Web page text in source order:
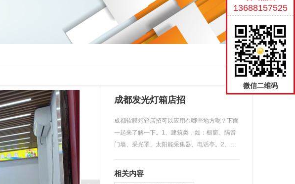
返回
成都发光灯箱店招
成都软膜灯箱店招可以应用在哪些地方呢？下面
一起来了解一下。1、建筑类，如：橱窗、隔音
门墙、采光罩、太阳能采集器、电话亭。2、…
相关内容
13688157525
微信二维码